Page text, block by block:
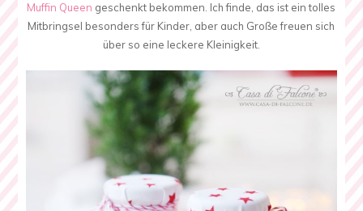
Muffin Queen geschenkt bekommen. Ich finde, das ist ein tolles
Mitbringsel besonders für Kinder, aber auch Große freuen sich
über so eine leckere Kleinigkeit.